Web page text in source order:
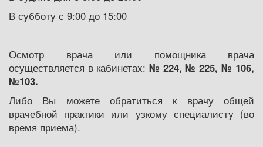
В субботу с 9:00 до 15:00
Осмотр врача или помощника врача
осуществляется в кабинетах: № 224, № 225, № 106,
№103.
Либо Вы можете обратиться к врачу общей
врачебной практики или узкому специалисту (во
время приема).